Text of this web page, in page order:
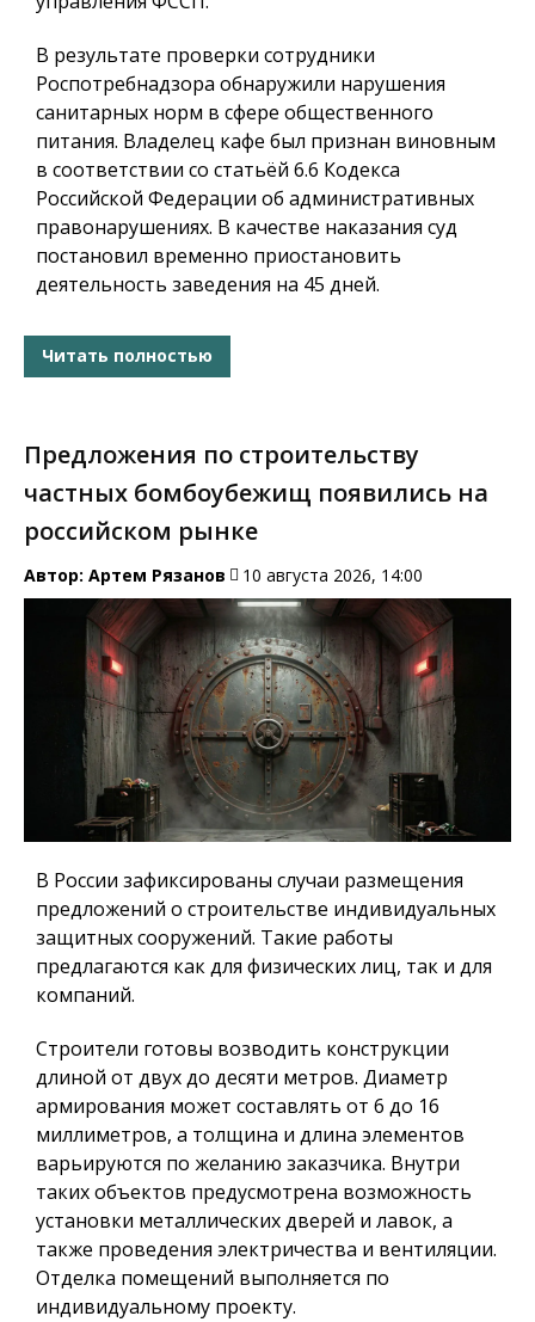
В результате проверки сотрудники
Роспотребнадзора обнаружили нарушения
санитарных норм в сфере общественного
питания. Владелец кафе был признан виновным
в соответствии со статьёй 6.6 Кодекса
Российской Федерации об административных
правонарушениях. В качестве наказания суд
постановил временно приостановить
деятельность заведения на 45 дней.
Читать полностью
Предложения по строительству
частных бомбоубежищ появились на
российском рынке
Автор: Артем Рязанов 10 августа 2026, 14:00
В России зафиксированы случаи размещения
предложений о строительстве индивидуальных
защитных сооружений. Такие работы
предлагаются как для физических лиц, так и для
компаний.
Строители готовы возводить конструкции
длиной от двух до десяти метров. Диаметр
армирования может составлять от 6 до 16
миллиметров, а толщина и длина элементов
варьируются по желанию заказчика. Внутри
таких объектов предусмотрена возможность
установки металлических дверей и лавок, а
также проведения электричества и вентиляции.
Отделка помещений выполняется по
индивидуальному проекту.